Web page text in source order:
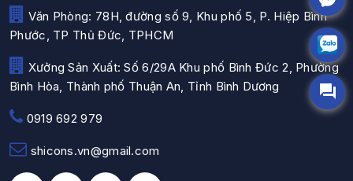
Văn Phòng: 78H, đường số 9, Khu phố 5, P. Hiệp Bình
Phước, TP Thủ Đức, TPHCM
Xưởng Sản Xuất: Số 6/29A Khu phố Bình Đức 2, Phường
Bình Hòa, Thành phố Thuận An, Tỉnh Bình Dương
0919 692 979
shicons.vn@gmail.com